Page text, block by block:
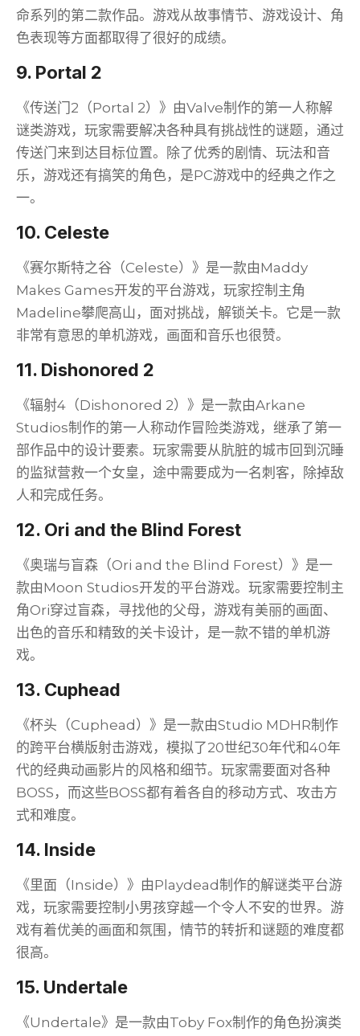
命系列的第二款作品。游戏从故事情节、游戏设计、角
色表现等方面都取得了很好的成绩。
9. Portal 2
《传送门2（Portal 2）》由Valve制作的第一人称解
谜类游戏，玩家需要解决各种具有挑战性的谜题，通过
传送门来到达目标位置。除了优秀的剧情、玩法和音
乐，游戏还有搞笑的角色，是PC游戏中的经典之作之
一。
10. Celeste
《赛尔斯特之谷（Celeste）》是一款由Maddy
Makes Games开发的平台游戏，玩家控制主角
Madeline攀爬高山，面对挑战，解锁关卡。它是一款
非常有意思的单机游戏，画面和音乐也很赞。
11. Dishonored 2
《辐射4（Dishonored 2）》是一款由Arkane
Studios制作的第一人称动作冒险类游戏，继承了第一
部作品中的设计要素。玩家需要从肮脏的城市回到沉睡
的监狱营救一个女皇，途中需要成为一名刺客，除掉敌
人和完成任务。
12. Ori and the Blind Forest
《奥瑞与盲森（Ori and the Blind Forest）》是一
款由Moon Studios开发的平台游戏。玩家需要控制主
角Ori穿过盲森，寻找他的父母，游戏有美丽的画面、
出色的音乐和精致的关卡设计，是一款不错的单机游
戏。
13. Cuphead
《杯头（Cuphead）》是一款由Studio MDHR制作
的跨平台横版射击游戏，模拟了20世纪30年代和40年
代的经典动画影片的风格和细节。玩家需要面对各种
BOSS，而这些BOSS都有着各自的移动方式、攻击方
式和难度。
14. Inside
《里面（Inside）》由Playdead制作的解谜类平台游
戏，玩家需要控制小男孩穿越一个令人不安的世界。游
戏有着优美的画面和氛围，情节的转折和谜题的难度都
很高。
15. Undertale
《Undertale》是一款由Toby Fox制作的角色扮演类